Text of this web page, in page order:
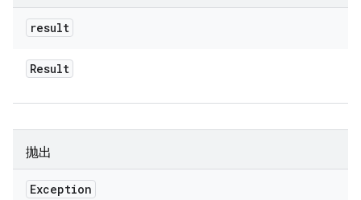
result
Result
抛出
Exception